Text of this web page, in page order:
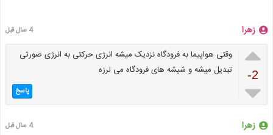
زهرا 4 سال قبل

-2

وقتی هواپیما به فرودگاه نزدیک میشه انرژی حرکتی به انرژی صورتی
تبدیل میشه و شيشه های فرودگاه می لرزه
پاسخ
زهرا 4 سال قبل